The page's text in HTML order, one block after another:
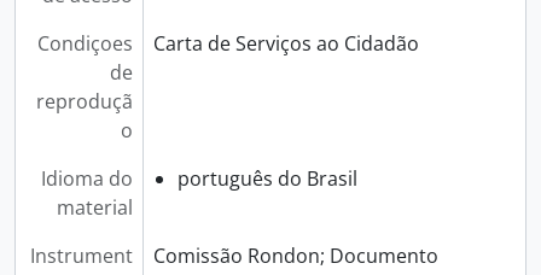
Condiçoes
de
reproduçã
o
Carta de Serviços ao Cidadão
Idioma do
material
português do Brasil
Instrument
Comissão Rondon; Documento